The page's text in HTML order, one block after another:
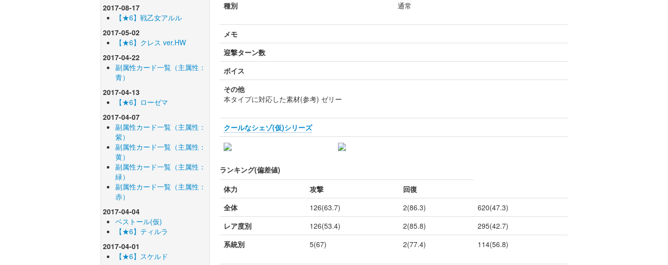
2017-08-17
【★6】戦乙女アルル
2017-05-02
【★6】クレス ver.HW
2017-04-22
副属性カード一覧（主属性：
青）
2017-04-13
【★6】ローゼマ
2017-04-07
副属性カード一覧（主属性：
紫）
副属性カード一覧（主属性：
黄）
副属性カード一覧（主属性：
緑）
副属性カード一覧（主属性：
赤）
2017-04-04
ベストール(仮)
【★6】ティルラ
2017-04-01
【★6】スケルド
種別 通常
メモ
迎撃ターン数
ボイス
その他
本タイプに対応した素材(参考) ゼリー
クールなシェゾ(仮)シリーズ
ランキング(偏差値)
体力
攻撃
回復
全体
126(63.7) 2(86.3)
620(47.3)
レア度別
126(53.4) 2(85.8)
295(42.7)
系統別
5(67) 2(77.4) 114(56.8)